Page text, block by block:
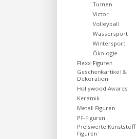
Turnen
Victor
Volleyball
Wassersport
Wintersport
Ökologie
Flexx-Figuren
Geschenkartikel &
Dekoration
Hollywood Awards
Keramik
Metall Figuren
PF-Figuren
Preiswerte Kunststoff
Figuren